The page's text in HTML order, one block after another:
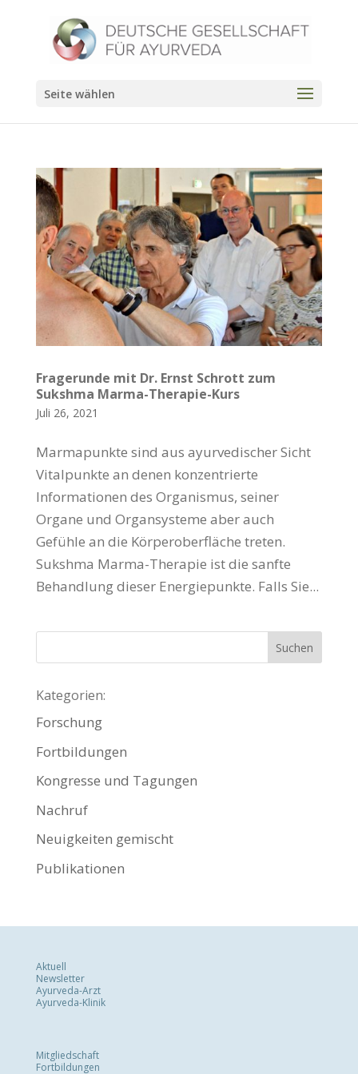
Seite wählen
Fragerunde mit Dr. Ernst Schrott zum
Sukshma Marma-Therapie-Kurs
Juli 26, 2021
Marmapunkte sind aus ayurvedischer Sicht
Vitalpunkte an denen konzentrierte
Informationen des Organismus, seiner
Organe und Organsysteme aber auch
Gefühle an die Körperoberfläche treten.
Sukshma Marma-Therapie ist die sanfte
Behandlung dieser Energiepunkte. Falls Sie...
Kategorien:
Forschung
Fortbildungen
Kongresse und Tagungen
Nachruf
Neuigkeiten gemischt
Publikationen
Aktuell
Newsletter
Ayurveda-Arzt
Ayurveda-Klinik
Mitgliedschaft
Fortbildungen